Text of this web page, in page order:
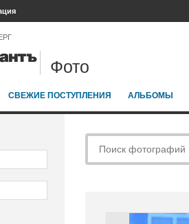
Фото
СВЕЖИЕ ПОСТУПЛЕНИЯ АЛЬБОМЫ